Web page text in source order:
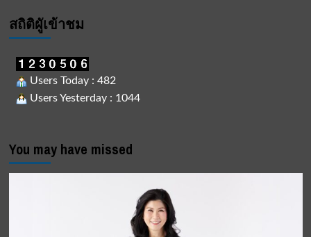
สถิติผูัเข้าชม
Users Today : 482
Users Yesterday : 1044
You may have missed